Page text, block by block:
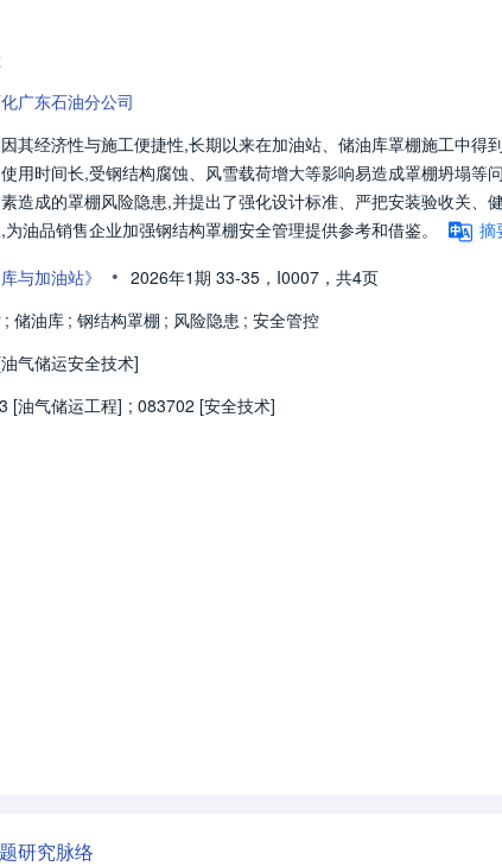
广东石油分公司
其经济性与施工便捷性,长期以来在加油站、储油库罩棚施工中得
用时间长,受钢结构腐蚀、风雪载荷增大等影响易造成罩棚坍塌等
造成的罩棚风险隐患,并提出了强化设计标准、严把安装验收关、
为油品销售企业加强钢结构罩棚安全管理提供参考和借鉴。
摘
库与加油站》 • 2026年1期 33-35， I0007， 共4页
; 储油库 ; 钢结构罩棚 ; 风险隐患 ; 安全管控
气储运安全技术]
[油气储运工程] ; 083702 [安全技术]
研究脉络